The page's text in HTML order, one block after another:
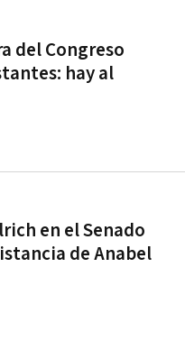
del Congreso
hay al
en el Senado
de Anabel